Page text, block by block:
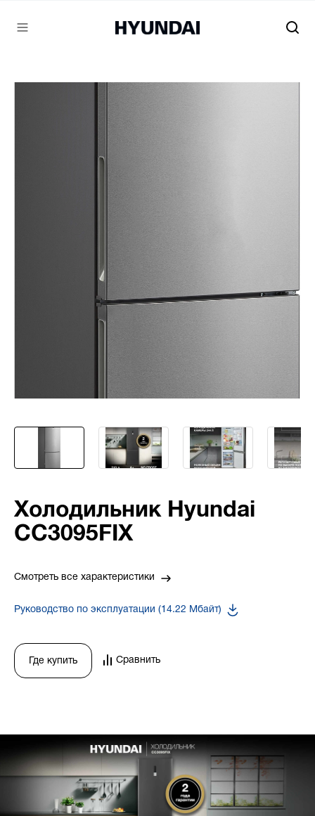
Холодильник Hyundai
CC3095FIX
Смотреть все характеристики
Руководство по эксплуатации (14.22 Мбайт)
Где купить Сравнить